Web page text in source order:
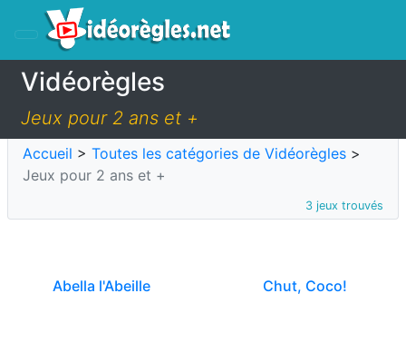
Vidéorègles
Jeux pour 2 ans et +
Accueil > Toutes les catégories de Vidéorègles >
Jeux pour 2 ans et +
3 jeux trouvés
Abella l'Abeille Chut, Coco!